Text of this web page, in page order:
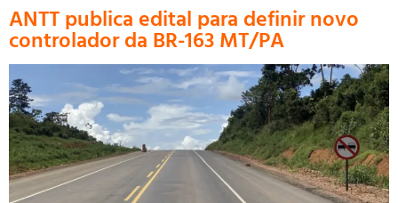
ANTT publica edital para definir novo
controlador da BR-163 MT/PA